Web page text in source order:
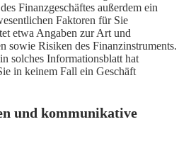
Finanzgeschäftes außerdem ein
Faktoren für Sie
etwa Angaben zur Art und
sowie Risiken des Finanzinstruments.
solches Informationsblatt hat
in keinem Fall ein Geschäft
und kommunikative